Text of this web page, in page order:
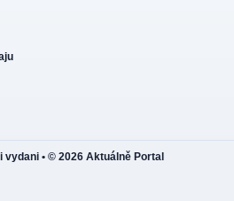
• © 2026 Aktuálně Portal